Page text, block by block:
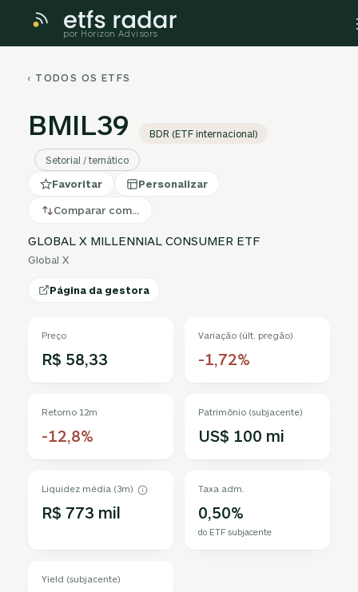
por Horizon Advisors
‹ TODOS OS ETFS
BMIL39 BDR (ETF internacional)
Setorial / temático
Favoritar Personalizar
Comparar com…
GLOBAL X MILLENNIAL CONSUMER ETF
Global X
Página da gestora
Preço
R$ 58,33
Variação (últ. pregão)
-1,72%
Retorno 12m
-12,8%
Patrimônio (subjacente)
US$ 100 mi
Liquidez média (3m)
R$ 773 mil
Taxa adm.
0,50%
do ETF subjacente
Yield (subjacente)